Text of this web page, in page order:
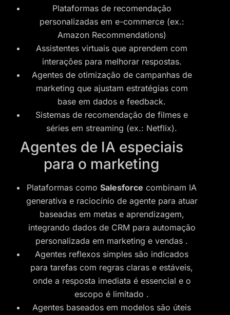
Plataformas de recomendação
personalizadas em e-commerce (ex.:
Amazon Recommendations)
Assistentes virtuais que aprendem com
interações para melhorar respostas.
Agentes de otimização de campanhas de
marketing que ajustam estratégias com
base em dados e feedback.
Sistemas de recomendação de filmes e
séries em streaming (ex.: Netflix).
Agentes de IA especiais
para o marketing
Plataformas como Salesforce combinam IA
generativa e raciocínio de agente para atuar
baseadas em metas e aprendizagem,
integrando dados de CRM para automação
personalizada em marketing e vendas .
Agentes reflexos simples são indicados
para tarefas com regras claras e estáveis,
onde a resposta imediata é essencial e o
escopo é limitado .
Agentes baseados em modelos são úteis